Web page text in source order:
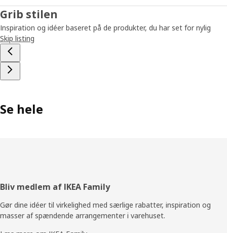
overalt, og du kan lave flere opbevaringsløsninger ved at
stable dem oven på hinanden. “Systemet giver dig
mulighed for at få kontrol over den plads, du har. Du får
hjælp til at leve et mere organiseret liv og en strategi til at
Grib stilen
Inspiration og idéer baseret på de produkter, du har set for nylig
Skip listing
Se hele
Footer
Bliv medlem af IKEA Family
Gør dine idéer til virkelighed med særlige rabatter, inspiration og
masser af spændende arrangementer i varehuset.